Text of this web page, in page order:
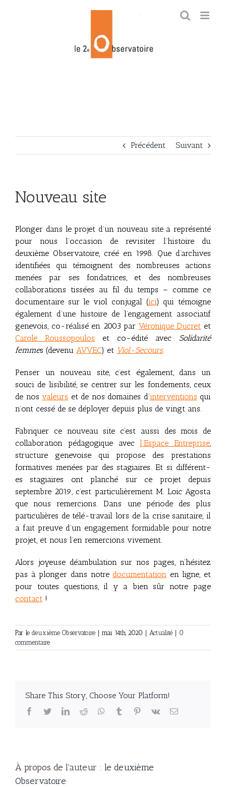
Précédent Suivant
Nouveau site
Plonger dans le projet d’un nouveau site a représenté
pour nous l’occasion de revisiter l’histoire du
deuxième Observatoire, créé en 1998. Que d’archives
identifiées qui témoignent des nombreuses actions
menées par ses fondatrices, et des nombreuses
collaborations tissées au fil du temps – comme ce
documentaire sur le viol conjugal (ici) qui témoigne
également d’une histoire de l’engagement associatif
genevois, co-réalisé en 2003 par Véronique Ducret et
Carole Roussopoulos et co-édité avec Solidarité
femmes (devenu AVVEC) et Viol-Secours.
Penser un nouveau site, c’est également, dans un
souci de lisibilité, se centrer sur les fondements, ceux
de nos valeurs et de nos domaines d’interventions qui
n’ont cessé de se déployer depuis plus de vingt ans.
Fabriquer ce nouveau site c’est aussi des mois de
collaboration pédagogique avecl’Espace Entreprise,
structure genevoise qui propose des prestations
formatives menées par des stagiaires. Et si différent-
es stagiaires ont planché sur ce projet depuis
septembre 2019, c’est particulièrement M. Loic Agosta
que nous remercions. Dans une période des plus
particulières de télé-travail lors de la crise sanitaire, il
a fait preuve d’un engagement formidable pour notre
projet, et nous l’en remercions vivement.
Alors joyeuse déambulation sur nos pages, n’hésitez
pas à plonger dans notre documentation en ligne, et
pour toutes questions, il y a bien sûr notre page
contact !
Par le deuxième Observatoire mai 14th, 2020 Actualité
0
commentaire
Share This Story, Choose Your Platform!
facebook
twitterlinkedinreddit whatsapptumblr pinterest
vk Email
À propos de l'auteur : le deuxième
Observatoire